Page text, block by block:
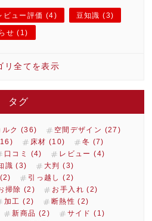
ビュー評価 (4) 豆知識 (3)
せ (1)
リ全てを表示
タグ
ルク (36)
空間デザイン (27)
床材 (10)
冬 (7)
口コミ (4)
レビュー (4)
識 (3)
大判 (3)
引っ越し (2)
掃除 (2)
お手入れ (2)
加工 (2)
断熱性 (2)
新商品 (2)
サイド (1)